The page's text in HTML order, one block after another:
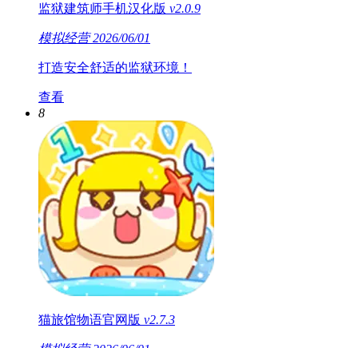
监狱建筑师手机汉化版 v2.0.9
模拟经营2026/06/01
打造安全舒适的监狱环境！
查看
8
猫旅馆物语官网版 v2.7.3